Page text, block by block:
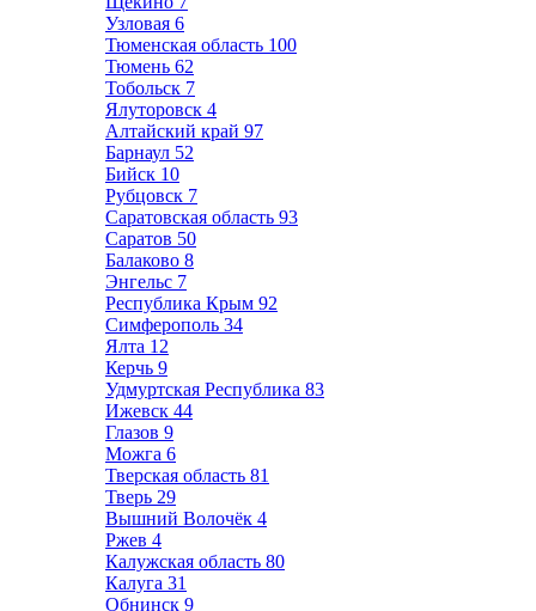
Узловая 6
Тюменская область 100
Тюмень 62
Тобольск 7
Ялуторовск 4
Алтайский край 97
Барнаул 52
Бийск 10
Рубцовск 7
Саратовская область 93
Саратов 50
Балаково 8
Энгельс 7
Республика Крым 92
Симферополь 34
Ялта 12
Керчь 9
Удмуртская Республика 83
Ижевск 44
Глазов 9
Можга 6
Тверская область 81
Тверь 29
Вышний Волочёк 4
Ржев 4
Калужская область 80
Калуга 31
Обнинск 9